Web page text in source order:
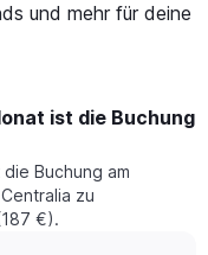
und mehr für deine
ist die Buchung
Buchung am
zu
€).